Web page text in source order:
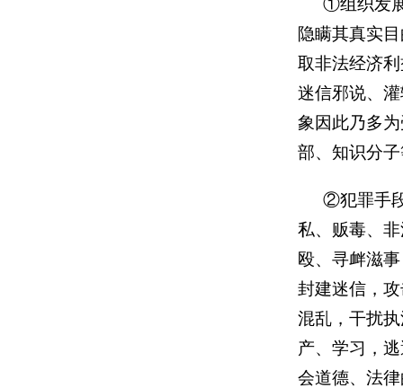
①组织发
隐瞒其真实
取非法经济
迷信邪说、
象因此乃多
部、知识分
②犯罪手
私、贩毒、
殴、寻衅滋
封建迷信，
混乱，干扰
产、学习，
会道德、法